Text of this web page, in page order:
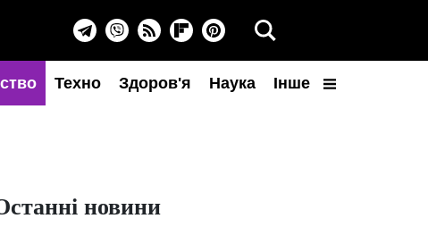
Техно Здоров'я Наука Інше
новини